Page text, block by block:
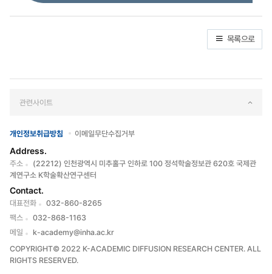
목록으로
개인정보취급방침 이메일무단수집거부
Address.
주소
(22212) 인천광역시 미추홀구 인하로 100 정석학술정보관 620호 국제관
계연구소 K학술확산연구센터
Contact.
대표전화
032-860-8265
팩스
032-868-1163
메일
k-academy@inha.ac.kr
COPYRIGHT© 2022 K-ACADEMIC DIFFUSION RESEARCH CENTER. ALL
RIGHTS RESERVED.
관련사이트